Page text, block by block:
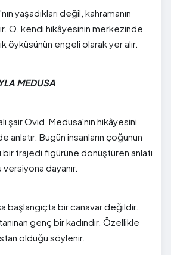
yaşadıkları değil, kahramanın
O, kendi hikâyesinin merkezinde
öyküsünün engeli olarak yer alır.
MEDUSA
şair Ovid, Medusa'nın hikâyesini
anlatır. Bugün insanların çoğunun
bir trajedi figürüne dönüştüren anlatı
dayanır.
başlangıçta bir canavar değildir.
genç bir kadındır. Özellikle
olduğu söylenir.